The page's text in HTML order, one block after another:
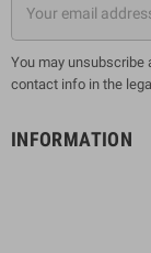
You may unsubscribe
contact info in the
INFORMATION